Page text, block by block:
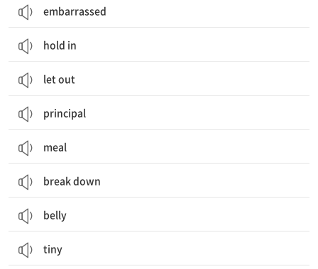
embarrassed
hold in
let out
principal
meal
break down
belly
tiny